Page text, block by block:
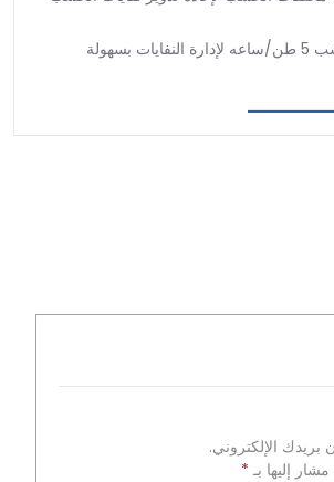
بريدك الإلكتروني.
إليها بـ *